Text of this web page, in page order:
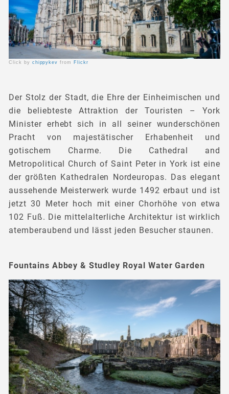
Click by chippykevfrom Flickr
Der Stolz der Stadt, die Ehre der Einheimischen und
die beliebteste Attraktion der Touristen – York
Minister erhebt sich in all seiner wunderschönen
Pracht von majestätischer Erhabenheit und
gotischem Charme. Die Cathedral and
Metropolitical Church of Saint Peter in York ist eine
der größten Kathedralen Nordeuropas. Das elegant
aussehende Meisterwerk wurde 1492 erbaut und ist
jetzt 30 Meter hoch mit einer Chorhöhe von etwa
102 Fuß. Die mittelalterliche Architektur ist wirklich
atemberaubend und lässt jeden Besucher staunen.
Fountains Abbey & Studley Royal Water Garden